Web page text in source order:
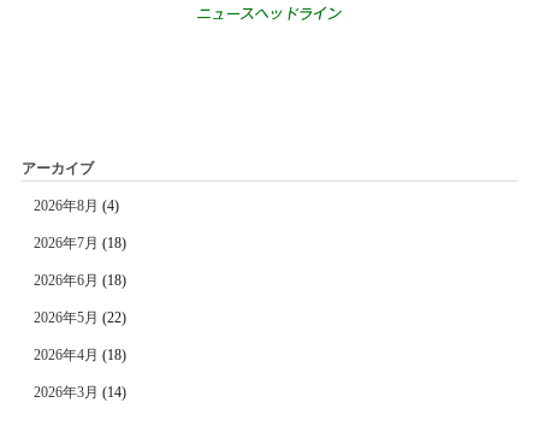
アーカイブ
2026年8月 (4)
2026年7月 (18)
2026年6月 (18)
2026年5月 (22)
2026年4月 (18)
2026年3月 (14)